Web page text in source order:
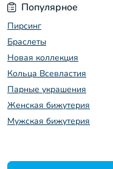
Популярное
Пирсинг
Браслеты
Новая коллекция
Кольца Всевластия
Парные украшения
Женская бижутерия
Мужская бижутерия